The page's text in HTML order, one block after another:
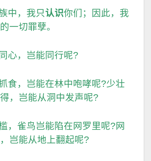
中，我只认识你们；因此，我
一切罪孽。
心，岂能同行呢?
食，岂能在林中咆哮呢?少壮
，岂能从洞中发声呢?
，雀鸟岂能陷在网罗里呢?网
岂能从地上翻起呢?